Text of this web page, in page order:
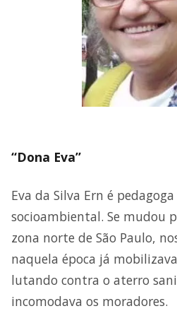
“Dona Eva”
Eva da Silva Ern é
socioambiental. Se mudou
zona norte de São Paulo,
naquela época já
lutando contra o aterro
incomodava os moradores.